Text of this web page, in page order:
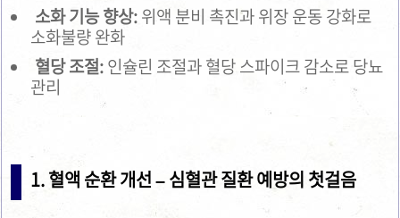
소화 기능 향상:위액 분비 촉진과 위장 운동 강화로
소화불량 완화
혈당 조절:인슐린 조절과 혈당 스파이크 감소로 당뇨
관리
1. 혈액 순환 개선 – 심혈관 질환 예방의 첫걸음